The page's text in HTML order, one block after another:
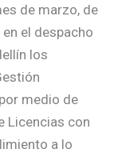
de marzo, de
el despacho
los
medio de
Licencias con
a lo